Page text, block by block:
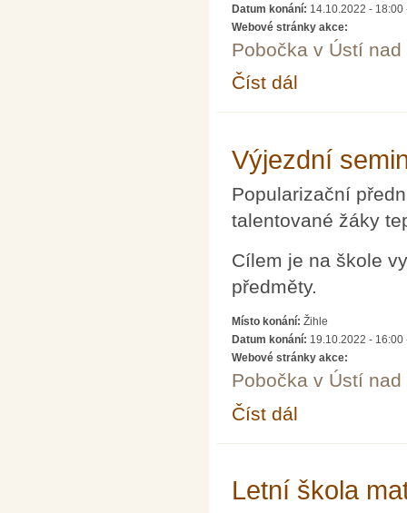
Datum konání: 14.10.2022 - 18:00
Webové stránky akce:
Pobočka v Ústí nad
Číst dál
Výjezdní
Popularizační
talentované žáky
Cílem je na škole
předměty.
Místo konání: Žihle
Datum konání: 19.10.2022 - 16:00
Webové stránky akce:
Pobočka v Ústí nad
Číst dál
Letní škola